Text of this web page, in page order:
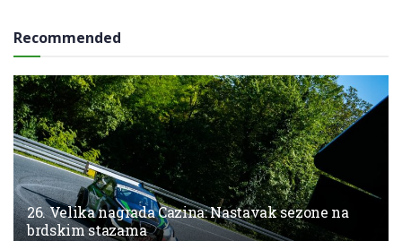
Recommended
26. Velika nagrada Cazina: Nastavak sezone na
brdskim stazama